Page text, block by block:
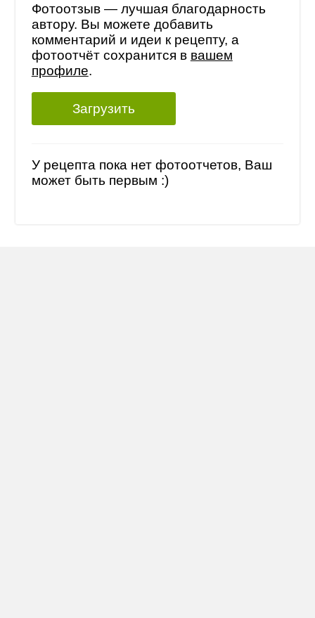
Фотоотзыв — лучшая благодарность
автору. Вы можете добавить
комментарий и идеи к рецепту, а
фотоотчёт сохранится в вашем
профиле.
Загрузить
У рецепта пока нет фотоотчетов, Ваш
может быть первым :)